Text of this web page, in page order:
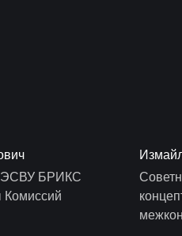
ЭСВУ БРИКС
Комиссий